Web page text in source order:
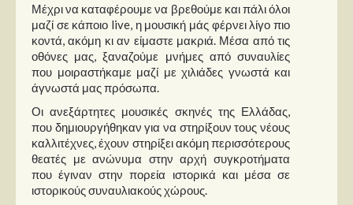
Μέχρι να καταφέρουμε να βρεθούμε και πάλι όλοι
μαζί σε κάποιο live, η μουσική μάς φέρνει λίγο πιο
κοντά, ακόμη κι αν είμαστε μακριά. Μέσα από τις
οθόνες μας, ξαναζούμε μνήμες από συναυλίες
που μοιραστήκαμε μαζί με χιλιάδες γνωστά και
άγνωστά μας πρόσωπα.
Οι ανεξάρτητες μουσικές σκηνές της Ελλάδας,
που δημιουργήθηκαν για να στηρίξουν τους νέους
καλλιτέχνες, έχουν στηρίξει ακόμη περισσότερους
θεατές με ανώνυμα στην αρχή συγκροτήματα
που έγιναν στην πορεία ιστορικά και μέσα σε
ιστορικούς συναυλιακούς χώρους.